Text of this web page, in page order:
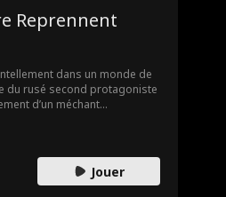
Reprennent
dans un monde de
du rusé second protagoniste
d’un méchant
Pour éviter toute
la ville—ignorant que le
Jouer